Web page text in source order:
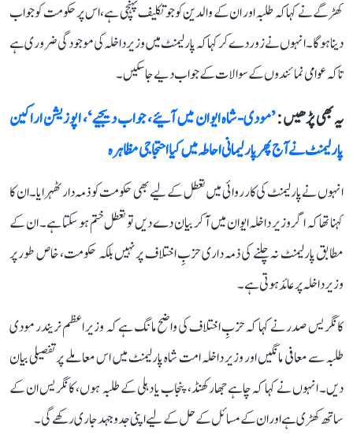
کھڑگے نے کہا کہ طلبہ اور ان کے والدین کو جو تکلیف پہنچی ہے، اس پر حکومت کو جواب
دینا ہوگا۔ انہوں نے زور دے کر کہا کہ پارلیمنٹ میں وزیر داخلہ کی موجودگی ضروری ہے
تاکہ عوامی نمائندوں کے سوالات کے جواب دیے جا سکیں۔
یہ بھی پڑھیں :’مودی-شاہ ایوان میں آئیے، جواب دیجیے‘، اپوزیشن اراکین
پارلیمنٹ نے آج پھر پارلیمانی احاطہ میں کیا احتجاجی مظاہرہ
انہوں نے پارلیمنٹ کی کارروائی میں تعطل کے لیے بھی حکومت کو ذمہ دار ٹھہرایا۔ ان کا
کہنا تھا کہ اگر وزیر داخلہ ایوان میں آ کر بیان دے دیں تو تعطل ختم ہو سکتا ہے۔ ان کے
مطابق پارلیمنٹ نہ چلنے کی ذمہ داری حزبِ اختلاف پر نہیں بلکہ حکومت، خاص طور پر
وزیر داخلہ پر عائد ہوتی ہے۔
کانگریس صدر نے کہا کہ حزبِ اختلاف کی واضح مانگ ہے کہ وزیر اعظم نریندر مودی
طلبہ سے معافی مانگیں اور وزیر داخلہ امت شاہ پارلیمنٹ میں اس معاملے پر تفصیلی بیان
دیں۔ انہوں نے کہا کہ چاہے جھارکھنڈ، پنجاب یا دہلی کے طلبہ ہوں، کانگریس ان کے
ساتھ کھڑی ہے اور ان کے مسائل کے حل کے لیے اپنی جدوجہد جاری رکھے گی۔